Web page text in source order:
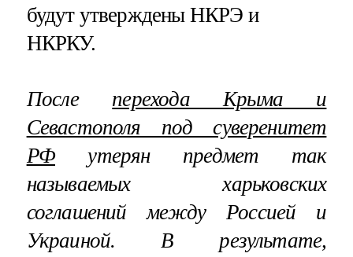
будут утверждены НКРЭ и
НКРКУ.
После перехода Крыма и
Севастополя под суверенитет
РФутерян предмет так
называемых харьковских
соглашений между Россией и
Украиной. В результате,